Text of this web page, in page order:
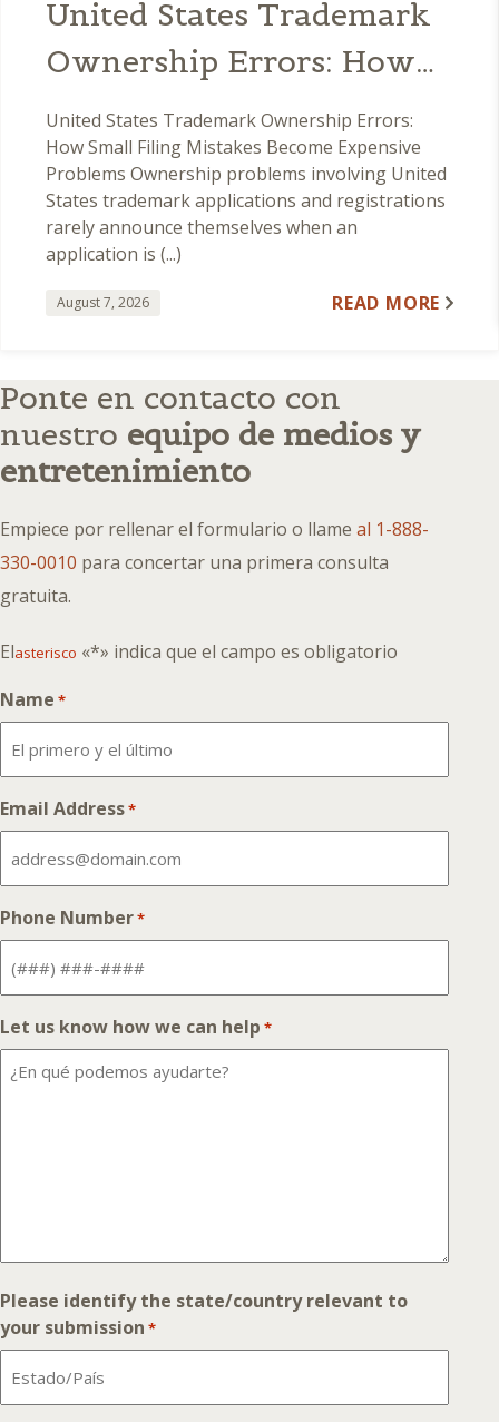
United States Trademark
Ownership Errors: How
Small Filing Mistakes
Become Expensive
Problems
United States Trademark Ownership Errors:
How Small Filing Mistakes Become Expensive
Problems Ownership problems involving United
States trademark applications and registrations
rarely announce themselves when an
application is (...)
August 7, 2026 READ MORE
Ponte en contacto con
nuestro equipo de medios y
entretenimiento
Empiece por rellenar el formulario o llame al 1-888-
330-0010 para concertar una primera consulta
gratuita.
Elasterisco «*» indica que el campo es obligatorio
Name *
Email Address*
Phone Number*
Let us know how we can help *
Please identify the state/country relevant to
your submission *